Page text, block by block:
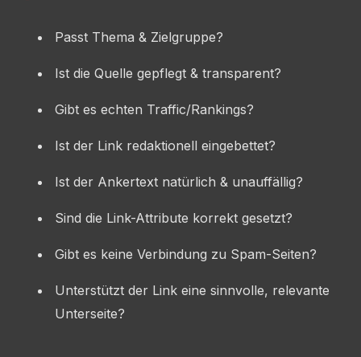
Passt Thema & Zielgruppe?
Ist die Quelle gepflegt & transparent?
Gibt es echten Traffic/Rankings?
Ist der Link redaktionell eingebettet?
Ist der Ankertext natürlich & unauffällig?
Sind die Link-Attribute korrekt gesetzt?
Gibt es keine Verbindung zu Spam-Seiten?
Unterstützt der Link eine sinnvolle, relevante
Unterseite?